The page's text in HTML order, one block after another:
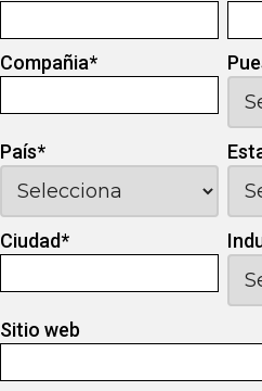
Compañia*
País*
Ciudad*
Sitio web